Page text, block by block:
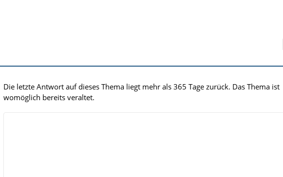
Die letzte Antwort auf dieses Thema liegt mehr als 365 Tage zurück. Das Thema ist
womöglich bereits veraltet.